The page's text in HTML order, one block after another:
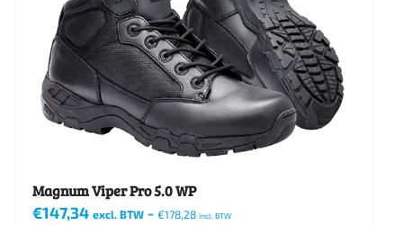
gekozen
worden
op
de
Magnum Viper Pro 5.0 WP
€147,34 excl. BTW - €178,28 incl. BTW